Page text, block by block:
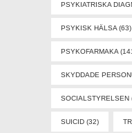
PSYKIATRISKA
PSYKISK HÄLSA (63)
PSYKOFARMAKA
SKYDDADE
SOCIALSTYRELSEN
SUICID (32)